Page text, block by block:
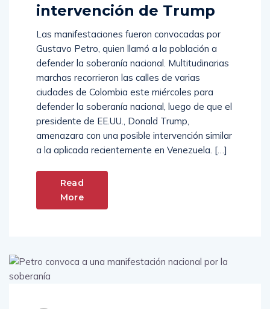
intervención de Trump
Las manifestaciones fueron convocadas por
Gustavo Petro, quien llamó a la población a
defender la soberanía nacional. Multitudinarias
marchas recorrieron las calles de varias
ciudades de Colombia este miércoles para
defender la soberanía nacional, luego de que el
presidente de EE.UU., Donald Trump,
amenazara con una posible intervención similar
a la aplicada recientemente en Venezuela. […]
Read
More